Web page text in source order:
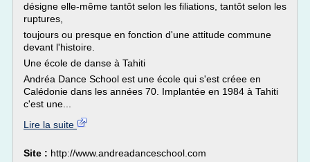
désigne elle-même tantôt selon les filiations, tantôt selon les
ruptures,
toujours ou presque en fonction d'une attitude commune
devant l'histoire.
Une école de danse à Tahiti
Andréa Dance School est une école qui s'est créee en
Calédonie dans les années 70. Implantée en 1984 à Tahiti
c'est une...
Lire la suite
Site : http://www.andreadanceschool.com